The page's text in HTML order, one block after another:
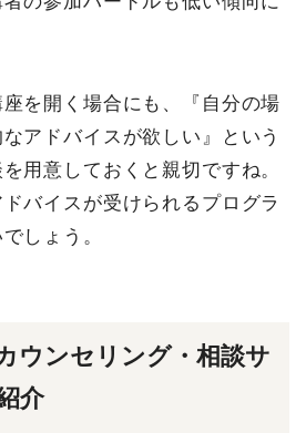
を開く場合にも、『自分の場
アドバイスが欲しい』という
用意しておくと親切ですね。
バイスが受けられるプログラ
しょう。
ウンセリング・相談サ
介